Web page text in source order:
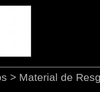
> Material de